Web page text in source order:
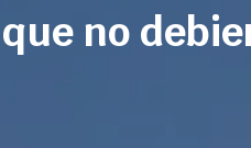
no